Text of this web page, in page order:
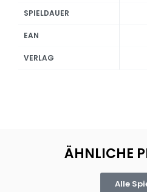
SPIELDAUER
EAN
VERLAG
ÄHNLICHE
Alle